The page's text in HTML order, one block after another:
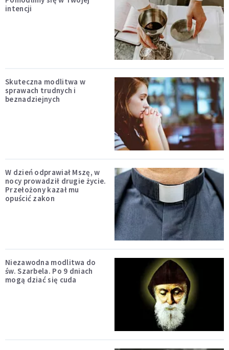
intencji
Skuteczna modlitwa w
sprawach trudnych i
beznadziejnych
W dzień odprawiał Mszę, w
nocy prowadził drugie życie.
Przełożony kazał mu
opuścić zakon
Niezawodna modlitwa do
św. Szarbela. Po 9 dniach
mogą dziać się cuda